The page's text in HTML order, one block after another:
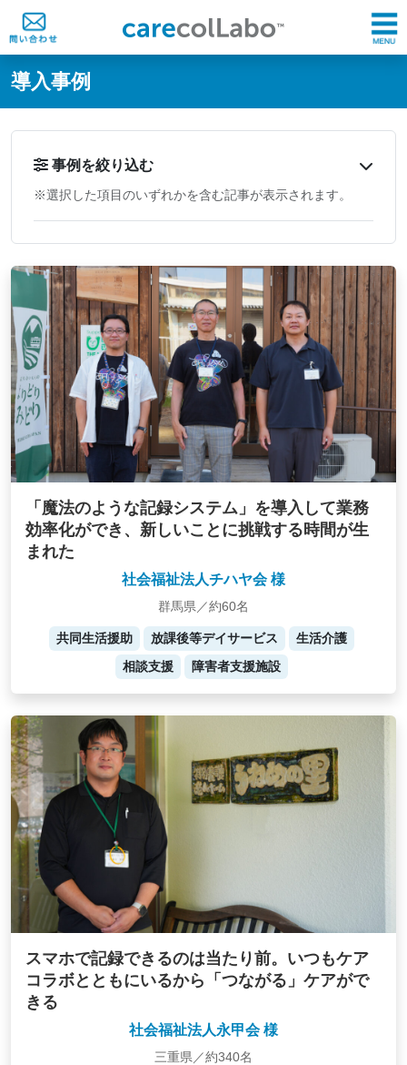
@ -0,0 +1,60 @@
導入事例
事例を絞り込む
※選択した項目のいずれかを含む記事が表示されます。
「魔法のような記録システム」を導入して業務
効率化ができ、新しいことに挑戦する時間が生
まれた
社会福祉法人チハヤ会 様
群馬県／約60名
共同生活援助 放課後等デイサービス
生活介護
相談支援
障害者支援施設
スマホで記録できるのは当たり前。いつもケア
コラボとともにいるから「つながる」ケアがで
きる
社会福祉法人永甲会 様
三重県／約340名